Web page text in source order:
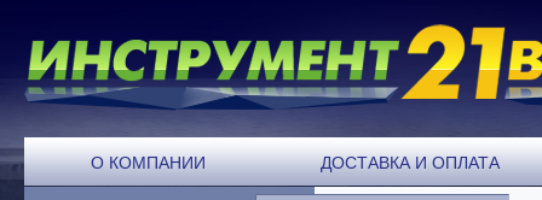
О КОМПАНИИ ДОСТАВКА И ОПЛАТА